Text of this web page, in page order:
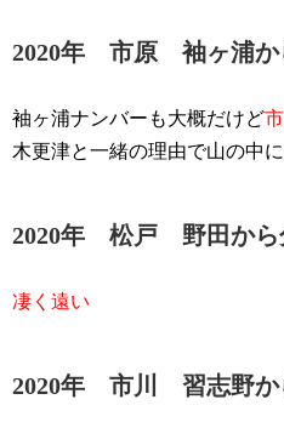
2020年 市原 袖ヶ浦か
袖ヶ浦ナンバーも大概だけど
木更津と一緒の理由で山の中
2020年 松戸 野田から
凄く遠い
2020年 市川 習志野か